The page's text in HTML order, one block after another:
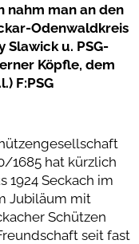
nahm man an den
Odenwaldkreis
Slawick u. PSG-
Köpfle, dem
F:PSG
1685 hat kürzlich
1924 Seckach im
Jubiläum mit
Schützen
seit fast